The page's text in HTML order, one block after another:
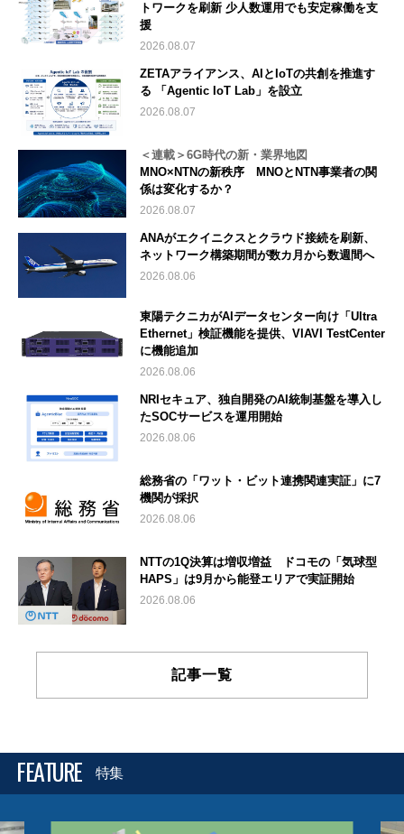
トワークを刷新 少人数運用でも安定稼働を支
援
2026.08.07
ZETAアライアンス、AIとIoTの共創を推進す
る 「Agentic IoT Lab」を設立
2026.08.07
＜連載＞6G時代の新・業界地図
MNO×NTNの新秩序 MNOとNTN事業者の関
係は変化するか？
2026.08.07
ANAがエクイニクスとクラウド接続を刷新、
ネットワーク構築期間が数カ月から数週間へ
2026.08.06
東陽テクニカがAIデータセンター向け「Ultra
Ethernet」検証機能を提供、VIAVI TestCenter
に機能追加
2026.08.06
NRIセキュア、独自開発のAI統制基盤を導入し
たSOCサービスを運用開始
2026.08.06
総務省の「ワット・ビット連携関連実証」に7
機関が採択
2026.08.06
NTTの1Q決算は増収増益 ドコモの「気球型
HAPS」は9月から能登エリアで実証開始
2026.08.06
記事一覧
FEATURE 特集